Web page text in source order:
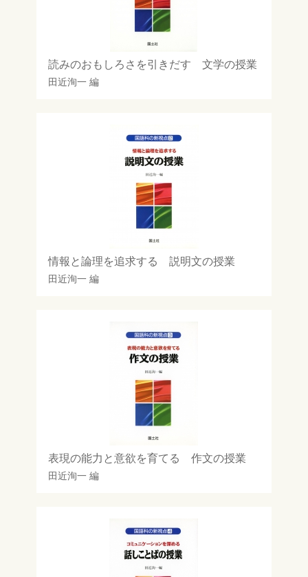
読みのおもしろさを引きだす 文学の授業
田近洵一編
情報と論理を追求する 説明文の授業
田近洵一編
表現の能力と意欲を育てる 作文の授業
田近洵一編